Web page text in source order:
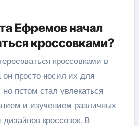
Ефремов начал
кроссовками?
кроссовками в
он просто носил их для
потом стал увлекаться
и изучением различных
кроссовок. В